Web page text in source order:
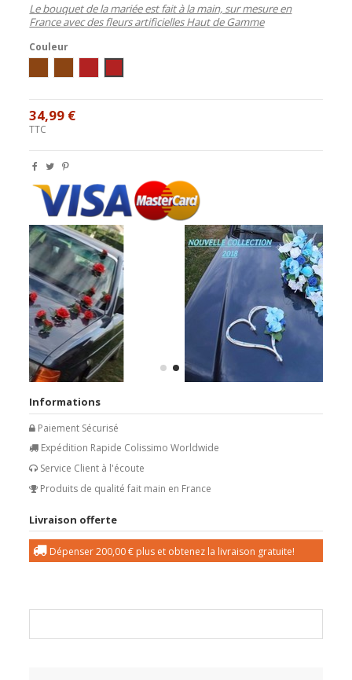
Le bouquet de la mariée est fait à la main, sur mesure en
France avec des fleurs artificielles Haut de Gamme
Couleur
34,99 €
TTC
Informations
Paiement Sécurisé
Expédition Rapide Colissimo Worldwide
Service Client à l'écoute
Produits de qualité fait main en France
Livraison offerte
Dépenser200,00 € plus et obtenez la livraison gratuite!